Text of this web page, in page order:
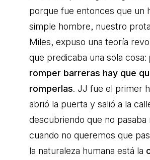
porque fue entonces que un
simple hombre, nuestro
Miles, expuso una teoría
que predicaba una sola cosa:
romper barreras hay que
romperlas. JJ fue el primer
abrió la puerta y salió a la
descubriendo que no pasaba
cuando no queremos que
la naturaleza humana está la